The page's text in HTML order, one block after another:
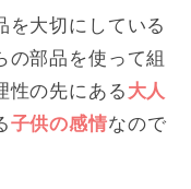
を大切にしている
の部品を使って組
性の先にある 大人
子供の感情なので